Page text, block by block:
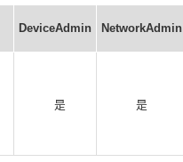
DeviceAdmin NetworkAdmin
是 是